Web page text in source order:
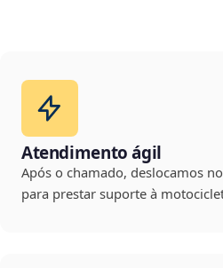
Atendimento ágil
Após o chamado, deslocamos
para prestar suporte à